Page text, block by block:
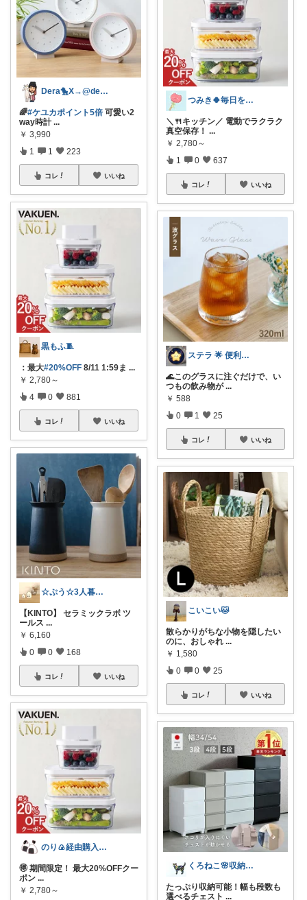
Dera🐤X→@dera_room
🌈#ケユカポイント5倍 可愛い2
way時計 ...
￥ 3,990
1 1 223
コレ いいね
黒もふ🧵
：最大#20%OFF 8/11 1:59ま ...
￥ 2,780～
4 0 881
コレ いいね
☆ぷう☆3人暮らしの小さな家
【KINTO】 セラミックラボ ツ
ールス ...
￥ 6,160
0 0 168
コレ いいね
のり🍙経由購入ありがとうございます🍙
🉐 期間限定！ 最大20%OFFクー
ポン ...
￥ 2,780～
つみき🍀毎日をご機嫌にする♡
＼🍴キッチン／ 電動でラクラク
真空保存！ ...
￥ 2,780～
1 0 637
コレ いいね
ステラ 🌟 便利グッズと素敵なアイテム
🌊このグラスに注ぐだけで、い
つもの飲み物が ...
￥ 588
0 1 25
コレ いいね
こいこい🐱
散らかりがちな小物を隠したい
のに、おしゃれ ...
￥ 1,580
0 0 25
コレ いいね
くろねこ🌸収納＆キッチン整理
たっぷり収納可能！幅も段数も
選べるチェスト ...